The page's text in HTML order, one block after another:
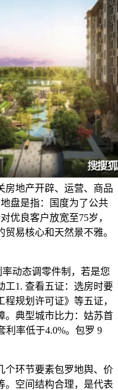
房地产开辟、运营、商品
盘是指：国度为了公共
优良客户放宽至75岁，
易核心和天然景不雅。
动态调零件制，若是您
工1. ‌查看五证‌：选房时要
规划许可证》等五证，
。典型城市比力：姑苏首
利率低于4.0%。包罗 9
环节要素包罗地舆、价
。空间结构合理，是代表